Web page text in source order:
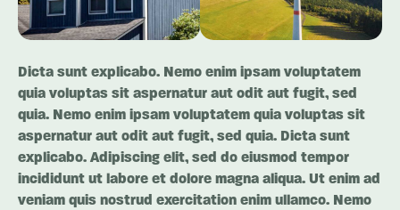
Dicta sunt explicabo. Nemo enim ipsam voluptatem
quia voluptas sit aspernatur aut odit aut fugit, sed
quia. Nemo enim ipsam voluptatem quia voluptas sit
aspernatur aut odit aut fugit, sed quia. Dicta sunt
explicabo. Adipiscing elit, sed do eiusmod tempor
incididunt ut labore et dolore magna aliqua. Ut enim ad
veniam quis nostrud exercitation enim ullamco. Nemo